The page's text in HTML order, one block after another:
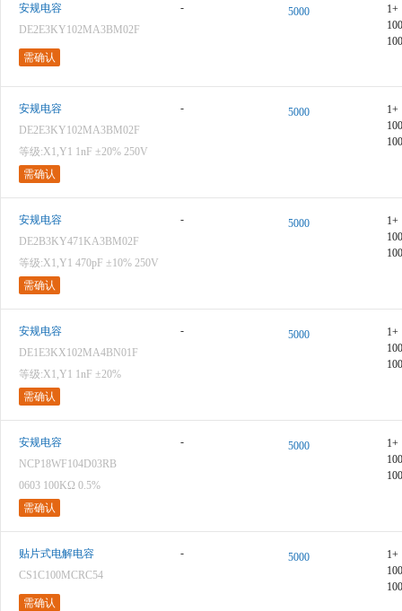
安规电容
DE2E3KY102MA3BM02F
需确认
- 5000
1+
安规电容
DE2E3KY102MA3BM02F
等级:X1,Y1 1nF ±20% 250V
需确认
- 5000
1+
安规电容
DE2B3KY471KA3BM02F
等级:X1,Y1 470pF ±10% 250V
需确认
- 5000
1+
安规电容
DE1E3KX102MA4BN01F
等级:X1,Y1 1nF ±20%
需确认
- 5000
1+
安规电容
NCP18WF104D03RB
0603 100KΩ 0.5%
需确认
- 5000
1+
贴片式电解电容
CS1C100MCRC54
需确认
- 5000
1+